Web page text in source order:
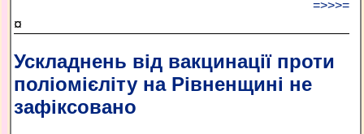
=>>>=
¤
Ускладнень від вакцинації проти
поліомієліту на Рівненщині не
зафіксовано